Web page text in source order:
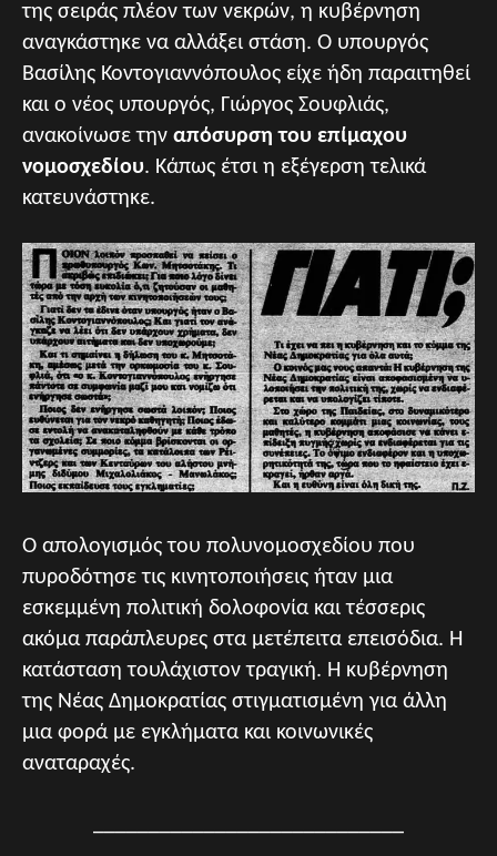
της σειράς πλέον των νεκρών, η κυβέρνηση
αναγκάστηκε να αλλάξει στάση. Ο υπουργός
Βασίλης Κοντογιαννόπουλος είχε ήδη παραιτηθεί
και ο νέος υπουργός, Γιώργος Σουφλιάς,
ανακοίνωσε την απόσυρση του επίμαχου
νομοσχεδίου. Κάπως έτσι η εξέγερση τελικά
κατευνάστηκε.
Ο απολογισμός του πολυνομοσχεδίου που
πυροδότησε τις κινητοποιήσεις ήταν μια
εσκεμμένη πολιτική δολοφονία και τέσσερις
ακόμα παράπλευρες στα μετέπειτα επεισόδια. Η
κατάσταση τουλάχιστον τραγική. Η κυβέρνηση
της Νέας Δημοκρατίας στιγματισμένη για άλλη
μια φορά με εγκλήματα και κοινωνικές
αναταραχές.